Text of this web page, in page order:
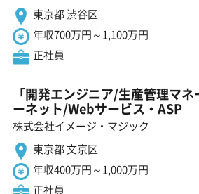
東京都 渋谷区
年収700万円～1,100万円
正社員
「開発エンジニア/生産管理マ
ーネット/Webサービス・ASP
株式会社イメージ・マジック
東京都 文京区
年収400万円～1,000万円
正社員